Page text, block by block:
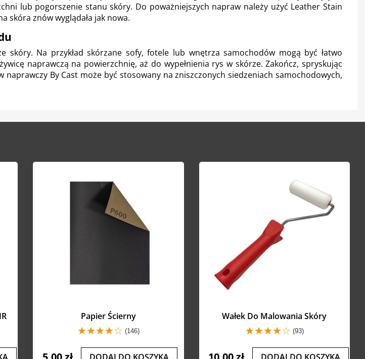
lub pogorszenie stanu skóry. Do poważniejszych napraw należy użyć Leather Stain
skóra znów wyglądała jak nowa.
Na przykład skórzane sofy, fotele lub wnętrza samochodów mogą być łatwo
naprawczą na powierzchnię, aż do wypełnienia rys w skórze. Zakończ, spryskując
By Cast może być stosowany na zniszczonych siedzeniach samochodowych,
Papier Ścierny
(146)
Wałek Do Malowania Skóry
(93)